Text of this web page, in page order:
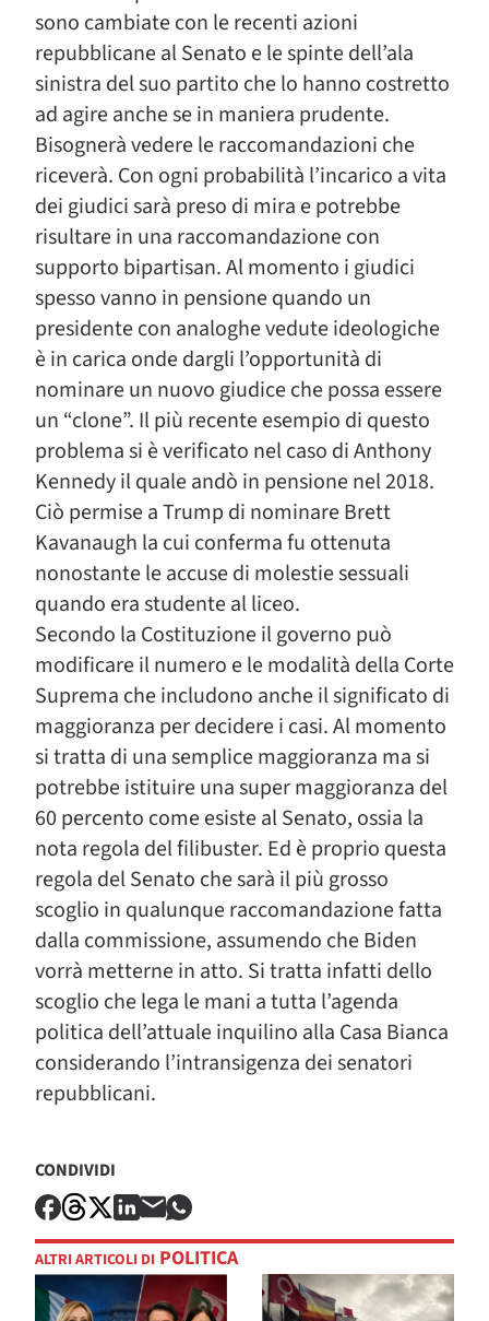
sono cambiate con le recenti azioni
repubblicane al Senato e le spinte dell’ala
sinistra del suo partito che lo hanno costretto
ad agire anche se in maniera prudente.
Bisognerà vedere le raccomandazioni che
riceverà. Con ogni probabilità l’incarico a vita
dei giudici sarà preso di mira e potrebbe
risultare in una raccomandazione con
supporto bipartisan. Al momento i giudici
spesso vanno in pensione quando un
presidente con analoghe vedute ideologiche
è in carica onde dargli l’opportunità di
nominare un nuovo giudice che possa essere
un “clone”. Il più recente esempio di questo
problema si è verificato nel caso di Anthony
Kennedy il quale andò in pensione nel 2018.
Ciò permise a Trump di nominare Brett
Kavanaugh la cui conferma fu ottenuta
nonostante le accuse di molestie sessuali
quando era studente al liceo.
Secondo la Costituzione il governo può
modificare il numero e le modalità della Corte
Suprema che includono anche il significato di
maggioranza per decidere i casi. Al momento
si tratta di una semplice maggioranza ma si
potrebbe istituire una super maggioranza del
60 percento come esiste al Senato, ossia la
nota regola del filibuster. Ed è proprio questa
regola del Senato che sarà il più grosso
scoglio in qualunque raccomandazione fatta
dalla commissione, assumendo che Biden
vorrà metterne in atto. Si tratta infatti dello
scoglio che lega le mani a tutta l’agenda
politica dell’attuale inquilino alla Casa Bianca
considerando l’intransigenza dei senatori
repubblicani.
CONDIVIDI
ALTRI ARTICOLI DI POLITICA